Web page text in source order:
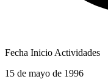
Fecha Inicio Actividades
15 de mayo de 1996